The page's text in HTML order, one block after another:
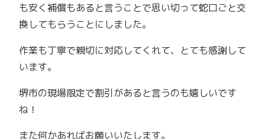
も安く補償もあると言うことで思い切って蛇口ごと交
換してもらうことにしました。
作業も丁寧で親切に対応してくれて、とても感謝して
います。
堺市の現場限定で割引があると言うのも嬉しいです
ね！
また何かあればお願いいたします。